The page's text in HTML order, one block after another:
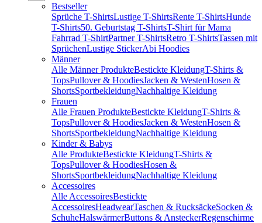
Bestseller
Sprüche T-ShirtsLustige T-ShirtsRente T-ShirtsHunde
T-Shirts50. Geburtstag T-ShirtsT-Shirt für Mama
Fahrrad T-ShirtPartner T-ShirtsRetro T-ShirtsTassen mit
SprüchenLustige StickerAbi Hoodies
Männer
Alle Männer ProdukteBestickte KleidungT-Shirts &
TopsPullover & HoodiesJacken & WestenHosen &
ShortsSportbekleidungNachhaltige Kleidung
Frauen
Alle Frauen ProdukteBestickte KleidungT-Shirts &
TopsPullover & HoodiesJacken & WestenHosen &
ShortsSportbekleidungNachhaltige Kleidung
Kinder & Babys
Alle ProdukteBestickte KleidungT-Shirts &
TopsPullover & HoodiesHosen &
ShortsSportbekleidungNachhaltige Kleidung
Accessoires
Alle AccessoiresBestickte
AccessoiresHeadwearTaschen & RucksäckeSocken &
SchuheHalswärmerButtons & AnsteckerRegenschirme